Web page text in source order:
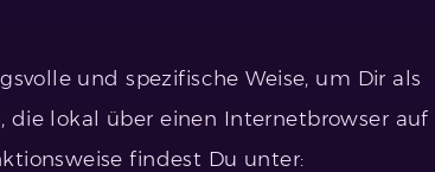
und spezifische Weise, um Dir als
die lokal über einen Internetbrowser auf
findest Du unter: